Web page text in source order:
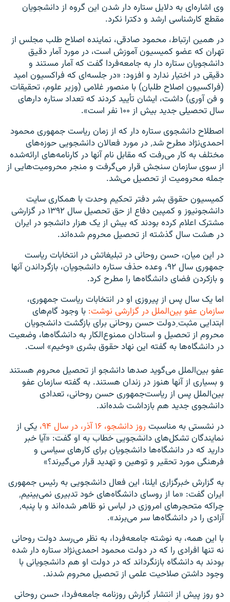
وی اشاره‌ای به دلایل ستاره‌ دار شدن این گروه از دانشجویان
مقطع کارشناسی ارشد و دکترا نکرد.
در همین ارتباط،‌ محمود صادقی، نماینده اصلاح طلب مجلس از
تهران که عضو کمیسیون آموزش است، در مورد آمار دقیق
دانشجویان ستاره‌ دار به جامعه‌فردا گفت که آمار مستند و
دقیقی در اختیار ندارد و افزود: «در جلسه‌ای که فراکسیون امید
(فراکسیون اصلاح طلبان) با منصور غلامی‌ (وزیر علوم،‌ تحقیقات
و فن آوری) داشت، ایشان تأیید کردند که تعداد ستاره‌ دارهای
سال تحصیلی جدید بیش از ۱۰۰ نفر است».
اصطلاح دانشجوی ستاره‌ دار که از زمان ریاست جمهوری محمود
احمدی‌نژاد مطرح شد٬ در مورد فعالان دانشجویی حوزه‌های
مختلف به کار می‌رفت که مقابل نام آنها در کارنامه‌های ارائه‌شده
از سوی سازمان سنجش قرار می‌گرفت و منجر محرومیت‌هایی از
جمله محرومیت از تحصیل می‌شد.
کمیسیون حقوق بشر دفتر تحکیم وحدت با همکاری سایت
دانشجونیوز و کمپین دفاع از حق تحصیل سال ۱۳۹۲ در گزارشی
مشترک اعلام کرده بودند که بیش از یک هزار دانشجو در ایران
در هشت سال گذشته از تحصیل محروم شده‌اند.
در این میان، حسن روحانی در تبلیغاتش در انتخابات ریاست
جمهوری سال ۹۲، وعده حذف ستاره دانشجویان،‌ بازگرداندن آنها
و بازکردن فضای دانشگاه‌ها را مطرح ‌کرد.
اما یک سال پس از پیروزی او در انتخابات ریاست جمهوری،
سازمان عفو بين‌الملل در گزارشی نوشت: با وجود گام‌های
ابتدايی مثبت ِدولت حسن روحانی برای بازگشت دانشجويان
محروم از تحصيل و استادان ممنوع‌الکار به دانشگاه‌ها، وضعيت
در دانشگاه‌ها به گفته اين نهاد حقوق بشری «وخيم» است.
عفو بين‌الملل می‌گويد صدها دانشجو از تحصيل محروم هستند
و بسياری از آنها هنوز در زندان هستند. به گفته سازمان عفو
بين‌الملل پس از رياست‌جمهوری حسن روحانی، تعدادی
دانشجوی جديد هم بازداشت شده‌اند.
در نشستی به مناسبت روز دانشجو، ۱۶ آذر، در سال ۹۴،
یکی از
نمایندگان تشکل‌های دانشجویی خطاب به او گفت: «آیا خبر
دارید که در دانشگاه‌ها دانشجویان برای کارهای سیاسی و
فرهنگی مورد تحقیر و توهین و تهدید قرار می‌گیرند؟»
به گزارش خبرگزاری ایلنا، این فعال دانشجویی به رئیس جمهوری
ایران گفت: «ما از روسای دانشگاه‌های خود تدبیری نمی‌بینیم٬
چراکه متحجرهای امروزی در لباس نو ظاهر شده‌اند و با پنبه٬
آزادی را در دانشگاه‌ها سر می‌برند».
با این همه، به نوشته جامعه‌فردا، به نظر می‌رسد دولت روحانی
نه تنها افرادی را که در دولت محمود احمدی‌نژاد ستاره‌ دار شده
بودند به دانشگاه بازنگرداند که در دولت او هم دانشجویانی با
وجود داشتن صلاحیت علمی از تحصیل محروم شدند.
دو روز پیش از انتشار گزارش روزنامه جامعه‌فردا، حسن روحانی